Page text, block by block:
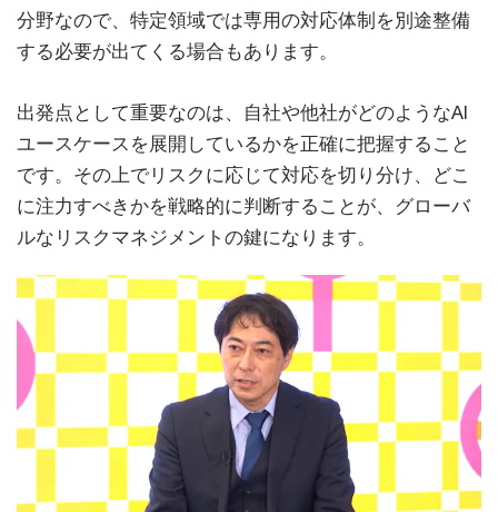
分野なので、特定領域では専用の対応体制を別途整備
する必要が出てくる場合もあります。
出発点として重要なのは、自社や他社がどのようなAI
ユースケースを展開しているかを正確に把握すること
です。その上でリスクに応じて対応を切り分け、どこ
に注力すべきかを戦略的に判断することが、グローバ
ルなリスクマネジメントの鍵になります。